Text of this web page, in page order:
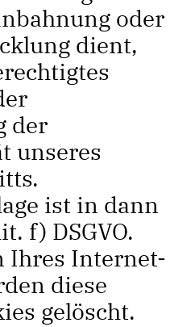
oder
dient,
der
unseres
ist in dann
f) DSGVO.
Ihres Internet-
diese
gelöscht.